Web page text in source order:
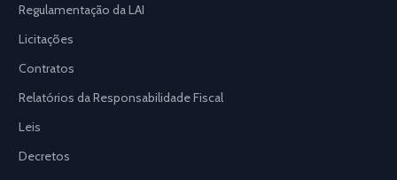
Regulamentação da LAI
Licitações
Contratos
Relatórios da Responsabilidade Fiscal
Leis
Decretos